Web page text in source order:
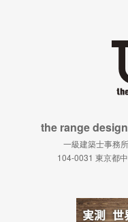
the range
一級建築士事
104-0031 東京都